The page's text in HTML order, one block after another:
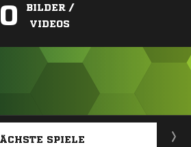
0
BILDER /
VIDEOS
ANZEIGE
SPIELE